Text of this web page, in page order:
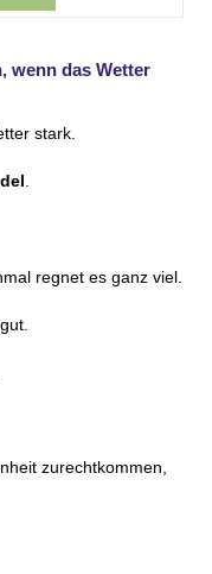
wenn das Wetter
stark.
regnet es ganz viel.
zurechtkommen,